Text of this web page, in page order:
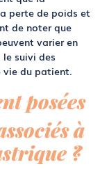
perte de poids et
de noter que
varier en
suivi des
vie du patient.
posées
à
?